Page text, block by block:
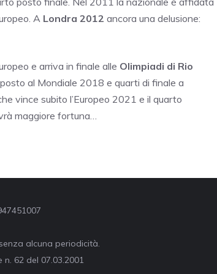
A Londra 2012 ancora una delusione:
e arriva in finale alle Olimpiadi di Rio
al Mondiale 2018 e quarti di finale a
vince subito l’Europeo 2021 e il quarto
maggiore fortuna…
alcuna periodicità.
62 del 07.03.2001